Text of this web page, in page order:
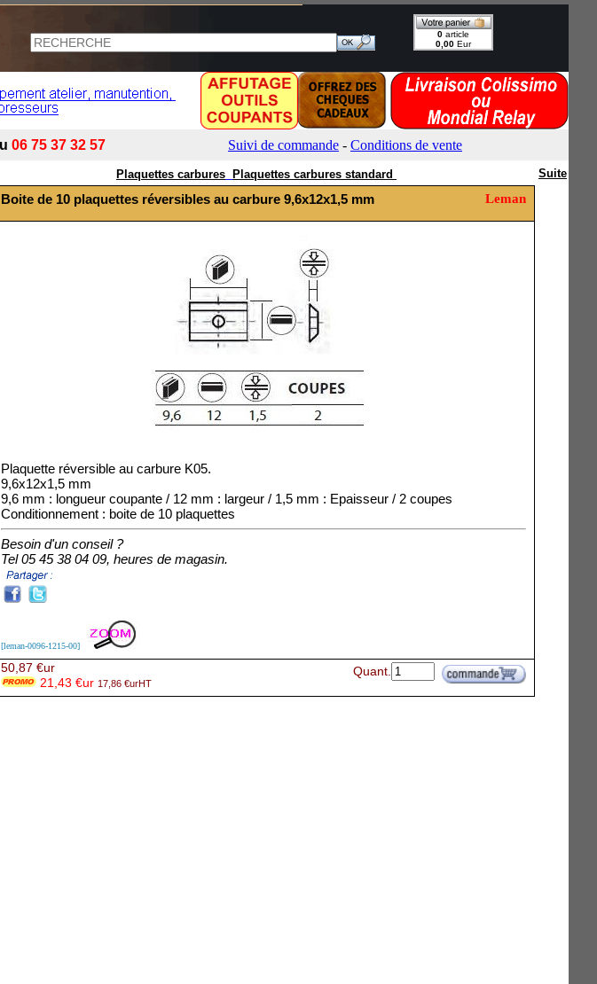
Plaquettes carbures Plaquettes carbures standard
Suite
Boite de 10 plaquettes réversibles au carbure 9,6x12x1,5 mm Leman
Plaquette réversible au carbure K05.
9,6x12x1,5 mm
9,6 mm : longueur coupante / 12 mm : largeur / 1,5 mm : Epaisseur / 2 coupes
Conditionnement : boite de 10 plaquettes
Besoin d'un conseil ?
Tel 05 45 38 04 09, heures de magasin.
[leman-0096-1215-00]
50,87 €ur
21,43 €ur 17,86 €urHT
Quant.